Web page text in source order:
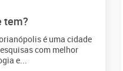
tem?
é uma cidade
com melhor
e...